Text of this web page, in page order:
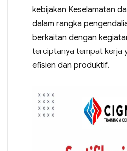
kebijakan Keselamatan
dalam rangka
berkaitan dengan
terciptanya tempat kerja
efisien dan produktif.